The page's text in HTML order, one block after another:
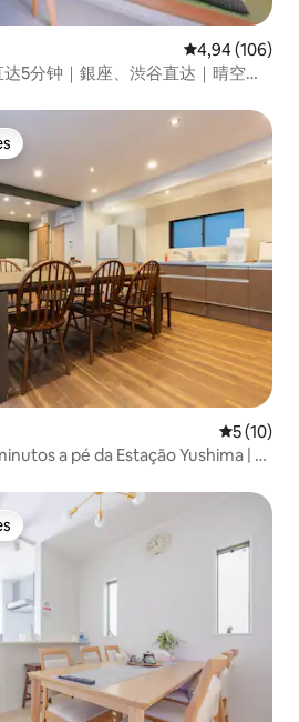
4,94 de uma
4,94 (106)
5分钟｜銀座、渋谷直达｜晴空塔
5 de uma
5 (10)
a pé da Estação Yushima | 9